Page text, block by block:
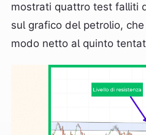
mostrati quattro test falliti
sul grafico del petrolio,
modo netto al quinto